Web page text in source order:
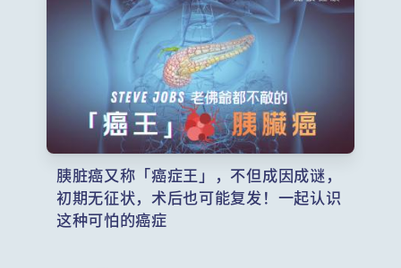
胰脏癌又称「癌症王」，不但成因成谜，
初期无征状，术后也可能复发！一起认识
这种可怕的癌症